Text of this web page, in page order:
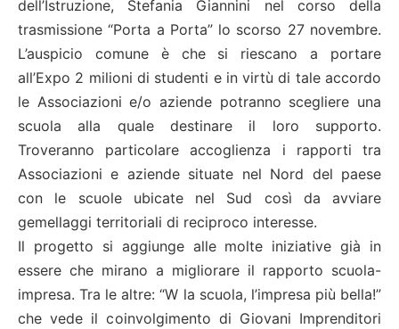
dell’Istruzione, Stefania Giannini nel corso della
trasmissione “Porta a Porta” lo scorso 27 novembre.
L’auspicio comune è che si riescano a portare
all’Expo 2 milioni di studenti e in virtù di tale accordo
le Associazioni e/o aziende potranno scegliere una
scuola alla quale destinare il loro supporto.
Troveranno particolare accoglienza i rapporti tra
Associazioni e aziende situate nel Nord del paese
con le scuole ubicate nel Sud così da avviare
gemellaggi territoriali di reciproco interesse.
Il progetto si aggiunge alle molte iniziative già in
essere che mirano a migliorare il rapporto scuola-
impresa. Tra le altre: “W la scuola, l’impresa più bella!”
che vede il coinvolgimento di Giovani Imprenditori